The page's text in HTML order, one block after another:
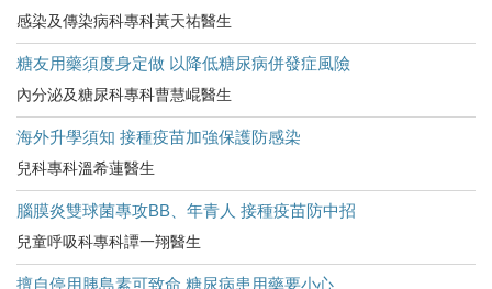
感染及傳染病科專科黃天祐醫生
糖友用藥須度身定做 以降低糖尿病併發症風險
內分泌及糖尿科專科曹慧崐醫生
海外升學須知 接種疫苗加強保護防感染
兒科專科溫希蓮醫生
腦膜炎雙球菌專攻BB、年青人 接種疫苗防中招
兒童呼吸科專科譚一翔醫生
擅自停用胰島素可致命 糖尿病患用藥要小心